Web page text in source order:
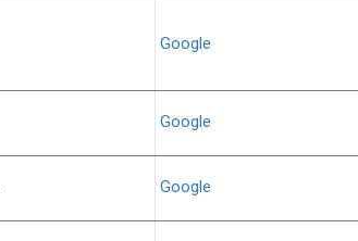
Google
Google
Google